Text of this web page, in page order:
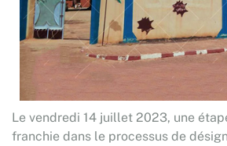
Le vendredi 14 juillet 2023, une
franchie dans le processus de